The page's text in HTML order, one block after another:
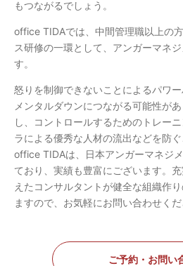
もつながるでしょう。
office TIDAでは、中間管理職以上の
ス研修の一環として、アンガーマネ
す。
怒りを制御できないことによるパワ
メンタルダウンにつながる可能性が
し、コントロールするためのトレー
ラによる優秀な人材の流出などを防ぐ
office TIDAは、日本アンガーマネジ
ており、実績も豊富にございます。
えたコンサルタントが健全な組織作
ますので、お気軽にお問い合わせくだ
ご予約・お問い